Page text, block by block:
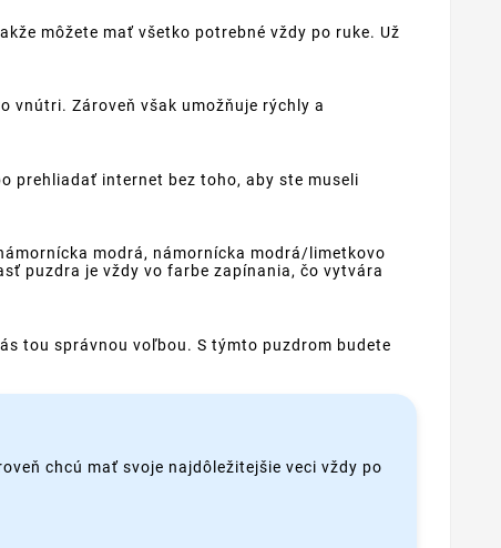
môžete mať všetko potrebné vždy po ruke. Už
vnútri. Zároveň však umožňuje rýchly a
prehliadať internet bez toho, aby ste museli
modrá, námornícka modrá/limetkovo
puzdra je vždy vo farbe zapínania, čo vytvára
tou správnou voľbou. S týmto puzdrom budete
chcú mať svoje najdôležitejšie veci vždy po